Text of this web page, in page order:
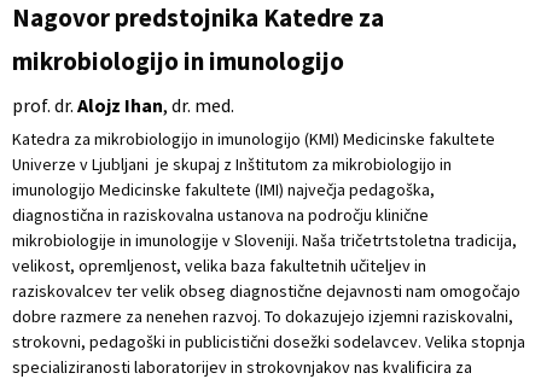
Nagovor predstojnika Katedre za
mikrobiologijo in imunologijo
prof. dr. Alojz Ihan, dr. med.
Katedra za mikrobiologijo in imunologijo (KMI) Medicinske fakultete
Univerze v Ljubljani je skupaj z Inštitutom za mikrobiologijo in
imunologijo Medicinske fakultete (IMI) največja pedagoška,
diagnostična in raziskovalna ustanova na področju klinične
mikrobiologije in imunologije v Sloveniji. Naša tričetrtstoletna tradicija,
velikost, opremljenost, velika baza fakultetnih učiteljev in
raziskovalcev ter velik obseg diagnostične dejavnosti nam omogočajo
dobre razmere za nenehen razvoj. To dokazujejo izjemni raziskovalni,
strokovni, pedagoški in publicistični dosežki sodelavcev. Velika stopnja
specializiranosti laboratorijev in strokovnjakov nas kvalificira za